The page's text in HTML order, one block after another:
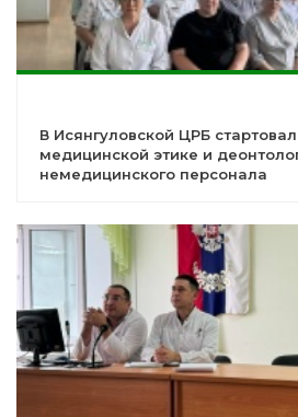
В Исянгуловской ЦРБ
медицинской этике и
немедицинского персонала